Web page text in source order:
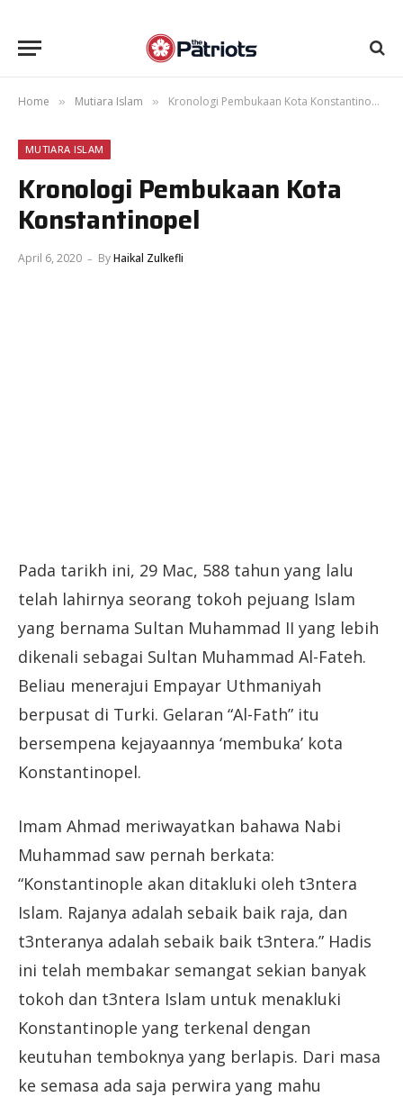
Home » Mutiara Islam » Kronologi Pembukaan Kota Konstantinopel
MUTIARA ISLAM
Kronologi Pembukaan Kota
Konstantinopel
April 6, 2020 ByHaikal Zulkefli
Pada tarikh ini, 29 Mac, 588 tahun yang lalu
telah lahirnya seorang tokoh pejuang Islam
yang bernama Sultan Muhammad II yang lebih
dikenali sebagai Sultan Muhammad Al-Fateh.
Beliau menerajui Empayar Uthmaniyah
berpusat di Turki. Gelaran “Al-Fath” itu
bersempena kejayaannya ‘membuka’ kota
Konstantinopel.
Imam Ahmad meriwayatkan bahawa Nabi
Muhammad saw pernah berkata:
“Konstantinople akan ditakluki oleh t3ntera
Islam. Rajanya adalah sebaik baik raja, dan
t3nteranya adalah sebaik baik t3ntera.” Hadis
ini telah membakar semangat sekian banyak
tokoh dan t3ntera Islam untuk menakluki
Konstantinople yang terkenal dengan
keutuhan temboknya yang berlapis. Dari masa
ke semasa ada saja perwira yang mahu